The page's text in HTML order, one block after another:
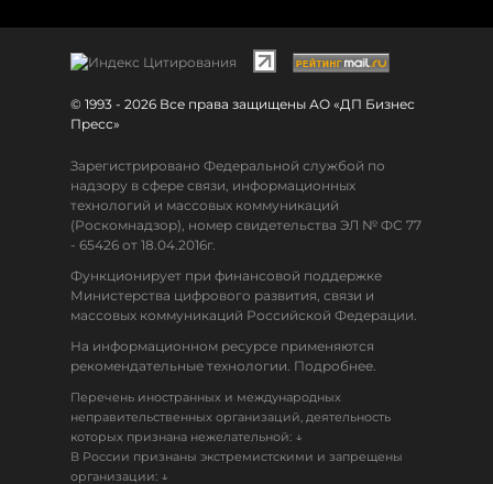
© 1993 - 2026 Все права защищены АО «ДП Бизнес
Пресс»
Зарегистрировано Федеральной службой по
надзору в сфере связи, информационных
технологий и массовых коммуникаций
(Роскомнадзор), номер свидетельства ЭЛ № ФС 77
- 65426 от 18.04.2016г.
Функционирует при финансовой поддержке
Министерства цифрового развития, связи и
массовых коммуникаций Российской Федерации.
На информационном ресурсе применяются
рекомендательные технологии. Подробнее.
Перечень иностранных и международных
неправительственных организаций, деятельность
которых признана нежелательной: ↓
В России признаны экстремистскими и запрещены
организации: ↓